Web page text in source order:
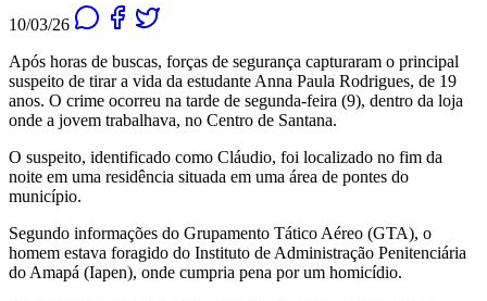
10/03/26
Após horas de buscas, forças de segurança capturaram o principal
suspeito de tirar a vida da estudante Anna Paula Rodrigues, de 19
anos. O crime ocorreu na tarde de segunda-feira (9), dentro da loja
onde a jovem trabalhava, no Centro de Santana.
O suspeito, identificado como Cláudio, foi localizado no fim da
noite em uma residência situada em uma área de pontes do
município.
Segundo informações do Grupamento Tático Aéreo (GTA), o
homem estava foragido do Instituto de Administração Penitenciária
do Amapá (Iapen), onde cumpria pena por um homicídio.